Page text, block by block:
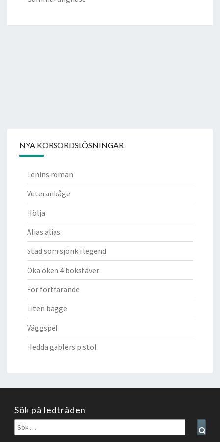
NYA KORSORDSLÖSNINGAR
Lenins roman
Veteranbåge
Hölja
Alias alias
Stad som sjönk i legend
Oka öken 4 bokstäver
För fortfarande
Liten bagge
Väggspel
Hedda gablers pistol
Sök på ledtråden
Sök
efter: